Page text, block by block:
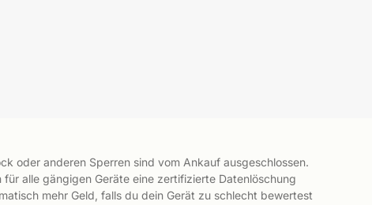
oder anderen Sperren sind vom Ankauf ausgeschlossen.
für alle gängigen Geräte eine zertifizierte Datenlöschung
mehr Geld, falls du dein Gerät zu schlecht bewertest